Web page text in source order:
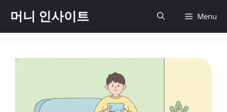
츠
머니 인사이트 Menu